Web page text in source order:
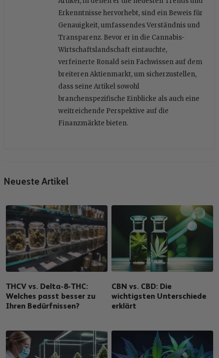
Erkenntnisse hervorhebt, sind ein Beweis für
Genauigkeit, umfassendes Verständnis und
Transparenz. Bevor er in die Cannabis-
Wirtschaftslandschaft eintauchte,
verfeinerte Ronald sein Fachwissen auf dem
breiteren Aktienmarkt, um sicherzustellen,
dass seine Artikel sowohl
branchenspezifische Einblicke als auch eine
weitreichende Perspektive auf die
Finanzmärkte bieten.
Neueste Artikel
THCV vs. Delta-8-THC:
Welches passt besser zu
Ihren Bedürfnissen?
CBN vs. CBD: Die
wichtigsten Unterschiede
erklärt